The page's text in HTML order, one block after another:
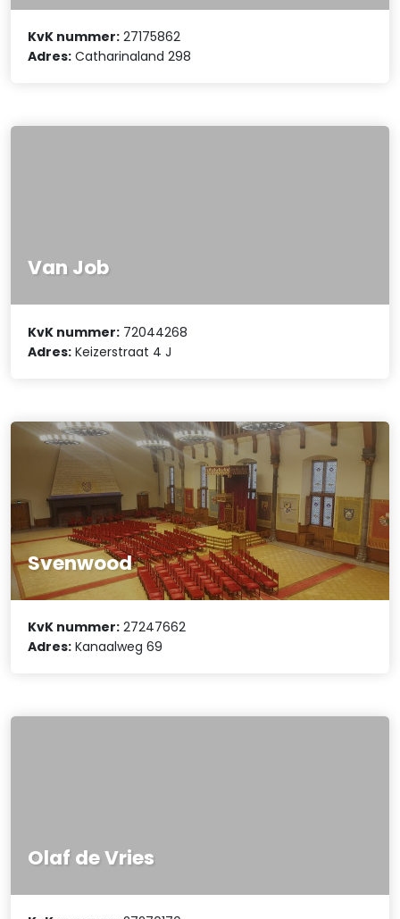
KvK nummer: 27175862
Adres: Catharinaland 298
Van Job
KvK nummer: 72044268
Adres: Keizerstraat 4 J
Svenwood
KvK nummer: 27247662
Adres: Kanaalweg 69
Olaf de Vries